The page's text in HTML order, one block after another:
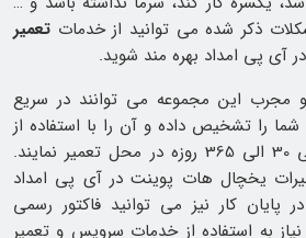
ذکر شده می توانید از خدمات تعمیر
آی پی امداد بهره مند شوید.
این مجموعه می توانند در سریع
را تشخیص داده و آن را با استفاده از
قطعات اورجینال و گارانتی 30 الی 365 روزه در محل تعمیر نمایند.
یخچال هات پوینت در آی پی امداد
پایان کار نیز می توانید فاکتور رسمی
به استفاده از خدمات سرویس و تعمیر